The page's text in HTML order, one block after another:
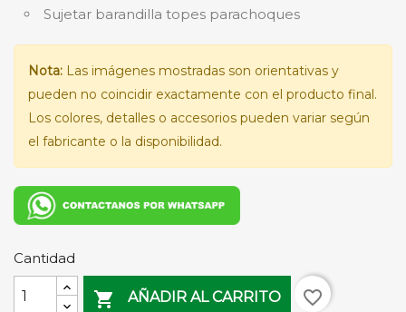
Sujetar barandilla topes parachoques
Nota: Las imágenes mostradas son orientativas y
pueden no coincidir exactamente con el producto final.
Los colores, detalles o accesorios pueden variar según
el fabricante o la disponibilidad.
Cantidad
 AÑADIR AL CARRITO favorite_border